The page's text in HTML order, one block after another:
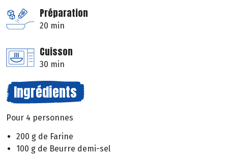
Préparation
20 min
Cuisson
30 min
Ingrédients
Pour 4 personnes
200 g de Farine
100 g de Beurre demi-sel